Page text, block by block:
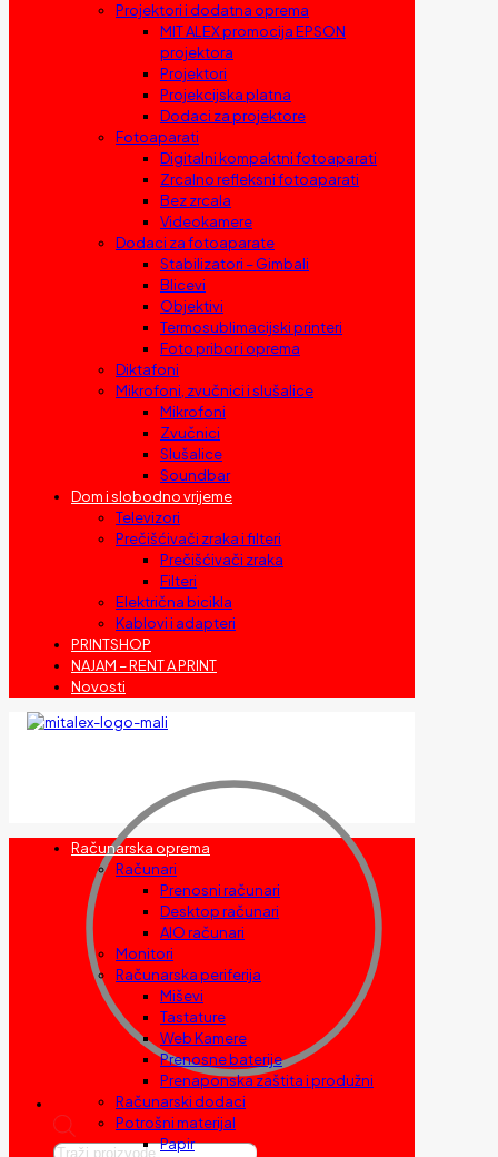
Projektori i dodatna oprema
MIT ALEX promocija EPSON
projektora
Projektori
Projekcijska platna
Dodaci za projektore
Fotoaparati
Digitalni kompaktni fotoaparati
Zrcalno refleksni fotoaparati
Bez zrcala
Videokamere
Dodaci za fotoaparate
Stabilizatori – Gimbali
Blicevi
Objektivi
Termosublimacijski printeri
Foto pribor i oprema
Diktafoni
Mikrofoni, zvučnici i slušalice
Mikrofoni
Zvučnici
Slušalice
Soundbar
Dom i slobodno vrijeme
Televizori
Prečišćivači zraka i filteri
Prečišćivači zraka
Filteri
Električna bicikla
Kablovi i adapteri
PRINTSHOP
NAJAM – RENT A PRINT
Novosti
Products
Računarska oprema
Računari
Prenosni računari
Desktop računari
AIO računari
Monitori
Računarska periferija
Miševi
Tastature
Web Kamere
Prenosne baterije
Prenaponska zaštita i produžni
Računarski dodaci
Potrošni materijal
Papir